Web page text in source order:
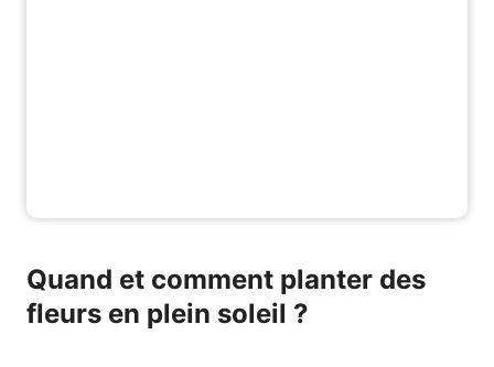
Quand et comment planter des
fleurs en plein soleil ?